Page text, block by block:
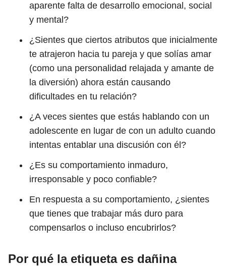
aparente falta de desarrollo emocional, social
y mental?
¿Sientes que ciertos atributos que inicialmente
te atrajeron hacia tu pareja y que solías amar
(como una personalidad relajada y amante de
la diversión) ahora están causando
dificultades en tu relación?
¿A veces sientes que estás hablando con un
adolescente en lugar de con un adulto cuando
intentas entablar una discusión con él?
¿Es su comportamiento inmaduro,
irresponsable y poco confiable?
En respuesta a su comportamiento, ¿sientes
que tienes que trabajar más duro para
compensarlos o incluso encubrirlos?
Por qué la etiqueta es dañina